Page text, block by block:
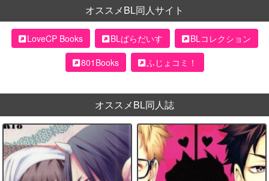
オススメBL同人サイト
LoveCP Books BLぱらだいす
BLコレクション
801Books
ふじょコミ！
オススメBL同人誌